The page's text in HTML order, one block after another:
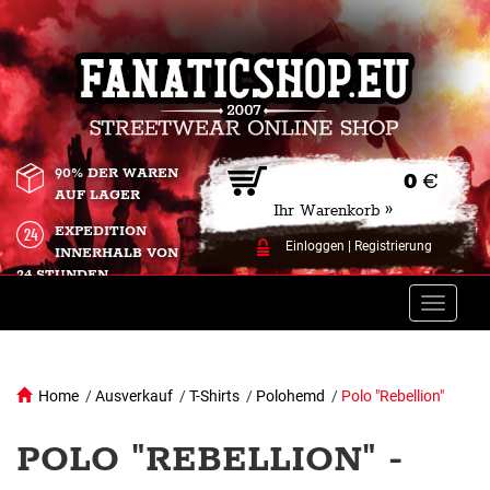
0 €
Ihr Warenkorb »
Einloggen Registrierung
90% DER WAREN
AUF LAGER
EXPEDITION
INNERHALB VON
24 STUNDEN.
Toggle
Home /Ausverkauf /T-Shirts / Polohemd / Polo "Rebellion"
POLO "REBELLION" -